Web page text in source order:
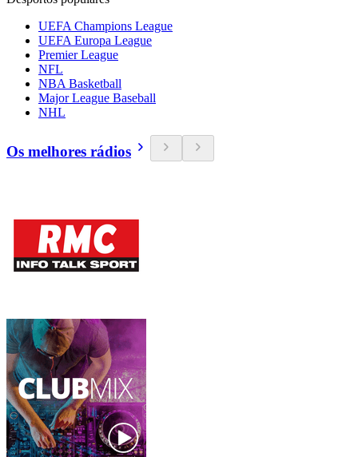
UEFA Champions League
UEFA Europa League
Premier League
NFL
NBA Basketball
Major League Baseball
NHL
Os melhores rádios